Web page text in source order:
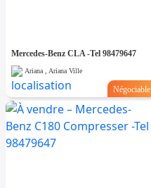
Mercedes-Benz CLA -Tel 98479647
Ariana , Ariana Ville
Négociable